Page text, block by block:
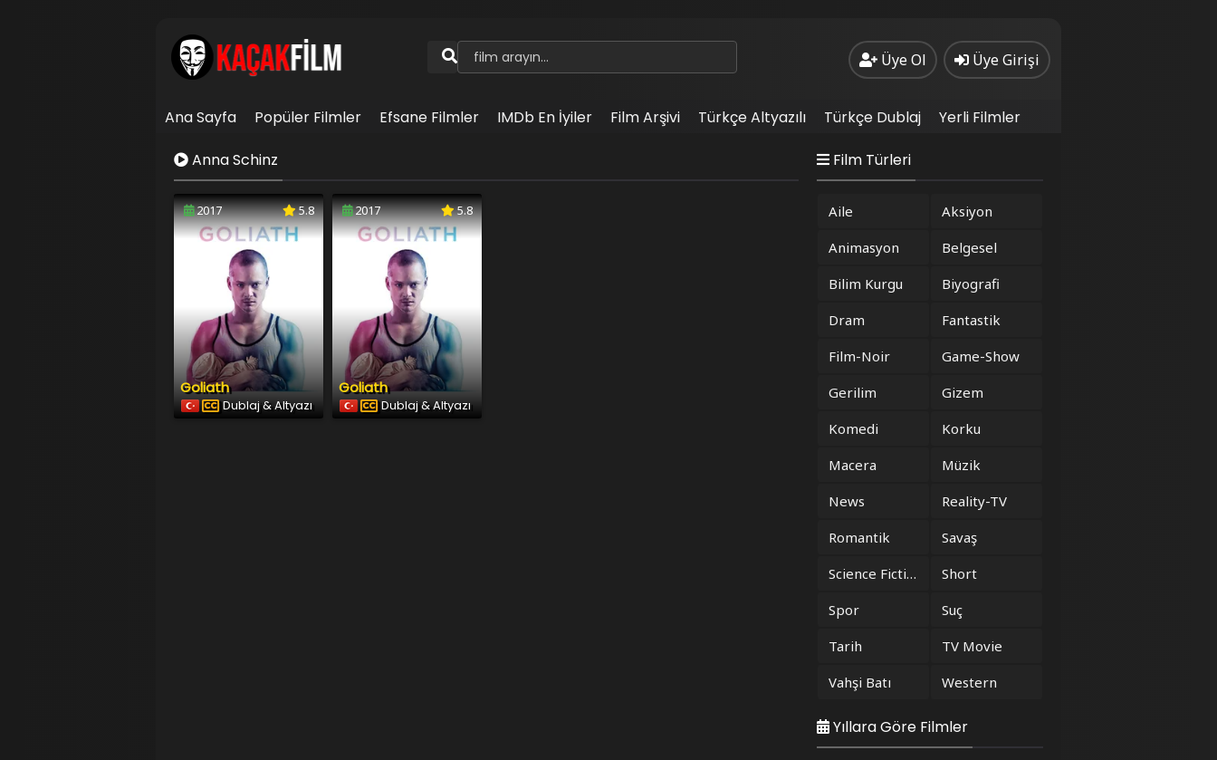
Üye Ol Üye Girişi
Ana Sayfa Popüler Filmler Efsane Filmler IMDb En İyiler Film Arşivi Türkçe Altyazılı Türkçe Dublaj
Yerli Filmler
İletişim
Anna Schinz
2017 5.8
Goliath
Dublaj & Altyazı
2017 5.8
Goliath
Dublaj & Altyazı
Film Türleri
Aile
Aksiyon
Animasyon
Belgesel
Bilim Kurgu
Biyografi
Dram
Fantastik
Film-Noir
Game-Show
Gerilim
Gizem
Komedi
Korku
Macera
Müzik
News
Reality-TV
Romantik
Savaş
Science Fiction
Short
Spor
Suç
Tarih
TV Movie
Vahşi Batı
Western
Yıllara Göre Filmler